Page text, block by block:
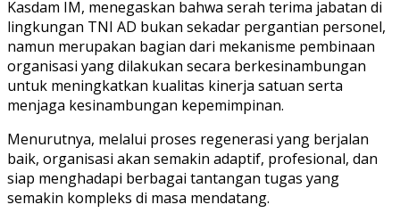
Kasdam IM, menegaskan bahwa serah terima jabatan di
lingkungan TNI AD bukan sekadar pergantian personel,
namun merupakan bagian dari mekanisme pembinaan
organisasi yang dilakukan secara berkesinambungan
untuk meningkatkan kualitas kinerja satuan serta
menjaga kesinambungan kepemimpinan.
Menurutnya, melalui proses regenerasi yang berjalan
baik, organisasi akan semakin adaptif, profesional, dan
siap menghadapi berbagai tantangan tugas yang
semakin kompleks di masa mendatang.